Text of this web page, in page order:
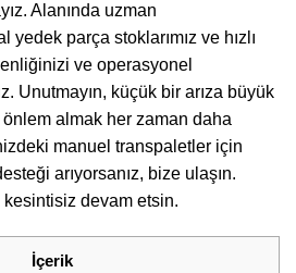
Alanında uzman
parça stoklarımız ve hızlı
ve operasyonel
Unutmayın, küçük bir arıza büyük
almak her zaman daha
manuel transpaletler için
arıyorsanız, bize ulaşın.
kesintisiz devam etsin.
İçerik